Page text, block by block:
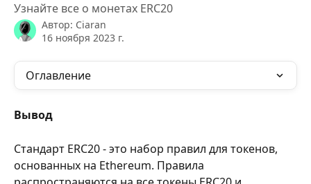
Узнайте все о монетах ERC20
Автор: Ciaran
16 ноября 2023 г.
Оглавление
Вывод
Стандарт ERC20 - это набор правил для токенов,
основанных на Ethereum. Правила